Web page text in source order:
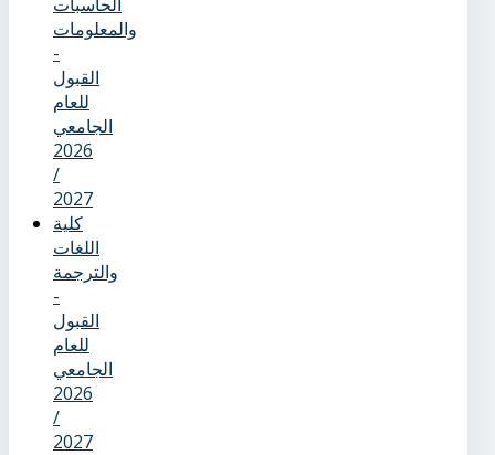
والمعلومات
-
القبول
للعام
الجامعي
2026
/
2027
كلية
اللغات
والترجمة
-
القبول
للعام
الجامعي
2026
/
2027